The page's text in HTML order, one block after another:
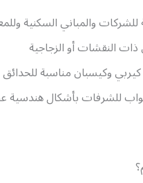
والمباني السكنية
النقشات أو الزجاجية
وكيسبان مناسبة للحدائق
للشرفات بأشكال هندسية